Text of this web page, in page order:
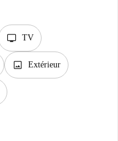
tv TV
image Extérieur